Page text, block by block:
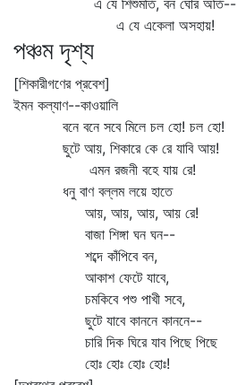
এ যে শিশুমতি, বন ঘোর অতি--
এ যে একেলা অসহায়!
পঞ্চম দৃশ্য
[শিকারীগণের প্রবেশ]
ইমন কল্যাণ--কাওয়ালি
বনে বনে সবে মিলে চল হো! চল হো!
ছুটে আয়, শিকারে কে রে যাবি আয়!
এমন রজনী বহে যায় রে!
ধনু বাণ বল্লম লয়ে হাতে
আয়, আয়, আয়, আয় রে!
বাজা শিঙ্গা ঘন ঘন--
শব্দে কাঁপিবে বন,
আকাশ ফেটে যাবে,
চমকিবে পশু পাখী সবে,
ছুটে যাবে কাননে কাননে--
চারি দিক ঘিরে যাব পিছে পিছে
হোঃ হোঃ হোঃ হোঃ!